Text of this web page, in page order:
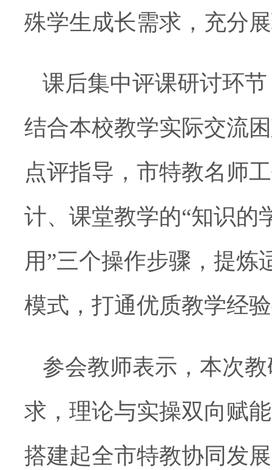
殊学生成长需求，充分
课后集中评课研讨环
结合本校教学实际交流
点评指导，市特教名师
计、课堂教学的“知识的
用”三个操作步骤，提炼
模式，打通优质教学经
参会教师表示，本次
求，理论与实操双向赋
搭建起全市特教协同发